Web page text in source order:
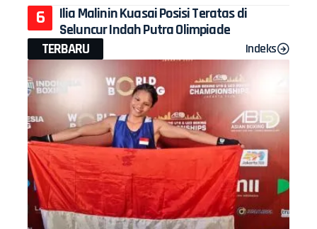
Ilia Malinin Kuasai Posisi Teratas di
Seluncur Indah Putra Olimpiade
TERBARU
Indeks